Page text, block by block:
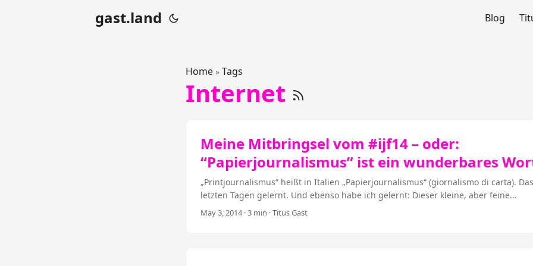
gast.land Blog
Home » Tags
Internet
Meine Mitbringsel vom #ijf14 – oder:
“Papierjournalismus” ist ein wunderbares
„Printjournalismus“ heißt in Italien „Papierjournalismus“ (giornalismo di carta).
letzten Tagen gelernt. Und ebenso habe ich gelernt: Dieser kleine, aber feine
Bedeutungsunterschied eröffnet eine völlig neue Perspektive auf unseren Beruf.
wirklich weiterbringt. Wo ich das gelernt habe? In Perugia. Nicht gerade einer der
May 3, 2014 · 3 min · Titus Gast